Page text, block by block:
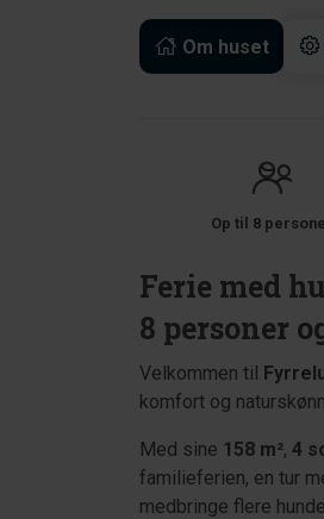
Om huset
Op til 8
Ferie med
8 personer
Velkommen til
komfort og
Med sine 158 m², 4
familieferien, en tur
medbringe flere